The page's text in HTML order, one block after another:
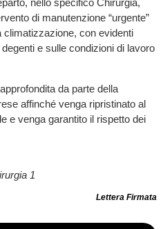
di manutenzione “urgente”
climatizzazione, con evidenti
e sulle condizioni di lavoro
da parte della
affinché venga ripristinato al
e venga garantito il rispetto dei
1
Lettera Firmata